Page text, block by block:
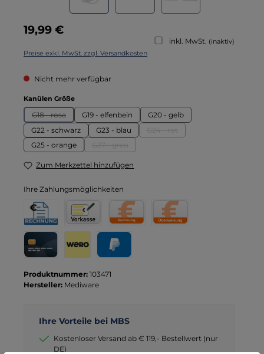
Regulärer Preis:
19,99 €
inkl. MwSt. (inaktiv)
Preise exkl. MwSt. zzgl. Versandkosten
Nicht mehr verfügbar
Kanülen Größeauswählen
G18 - rosa
(Diese Option ist zurzeit nicht verfügbar.)
G19 - elfenbein
G20 - gelb
G22 - schwarz
G23 - blau
(Diese Option ist zurzeit nicht
G25 - orange
(Diese Option ist zurzeit nicht verfügbar.)
Zum Merkzettel hinzufügen
Ihre Zahlungsmöglichkeiten
Produktnummer: 103471
Hersteller: Mediware
Ihre Vorteile bei MBS
Kostenloser Versand ab € 119,- Bestellwert (nur
DE)